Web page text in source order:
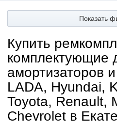
Показать
Купить
комплектующие
амортизаторов
LADA, Hyundai,
Toyota, Renault,
Chevrolet в